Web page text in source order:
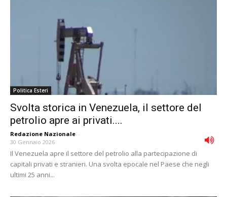
Politica Esteri
Svolta storica in Venezuela, il settore del
petrolio apre ai privati....
Redazione Nazionale -
30 Gennaio 2026
Il Venezuela apre il settore del petrolio alla partecipazione di
capitali privati e stranieri. Una svolta epocale nel Paese che negli
ultimi 25 anni...